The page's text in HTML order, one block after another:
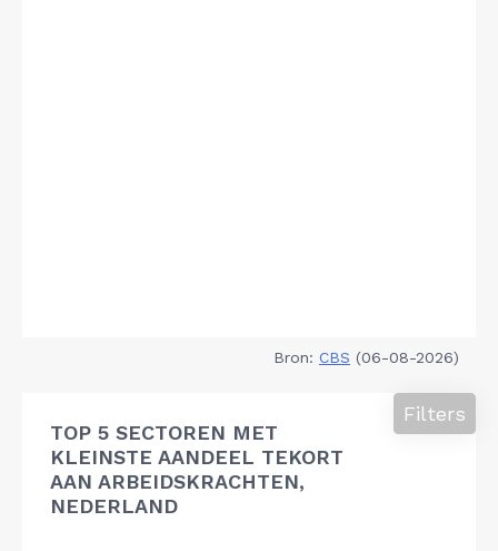
Bron: CBS (06-08-2026)
TOP 5 SECTOREN MET
KLEINSTE AANDEEL TEKORT
AAN ARBEIDSKRACHTEN,
NEDERLAND
Filters